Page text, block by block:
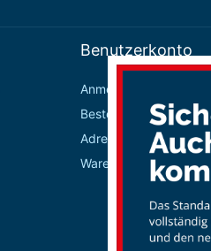
Benutzerkonto
Anmelden / Registrieren
Bestellungen
Adressbuch
Warenkorb